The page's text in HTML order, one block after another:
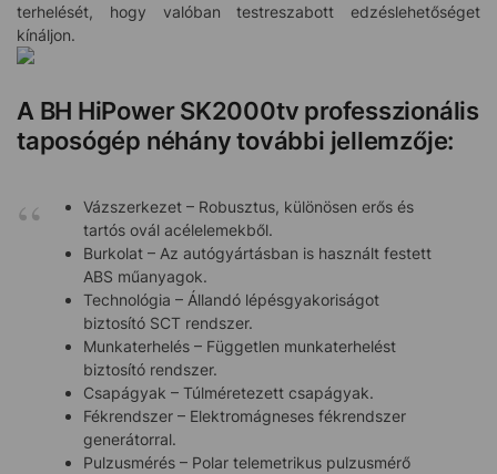
terhelését, hogy valóban testreszabott edzéslehetőséget
kínáljon.
A BH HiPower SK2000tv professzionális
taposógép néhány további jellemzője:
Vázszerkezet – Robusztus, különösen erős és
tartós ovál acélelemekből.
Burkolat – Az autógyártásban is használt festett
ABS műanyagok.
Technológia – Állandó lépésgyakoriságot
biztosító SCT rendszer.
Munkaterhelés – Független munkaterhelést
biztosító rendszer.
Csapágyak – Túlméretezett csapágyak.
Fékrendszer – Elektromágneses fékrendszer
generátorral.
Pulzusmérés – Polar telemetrikus pulzusmérő